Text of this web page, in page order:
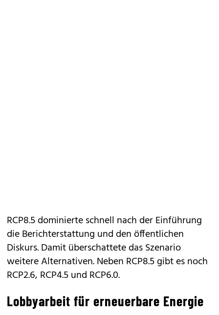
RCP8.5 dominierte schnell nach der Einführung
die Berichterstattung und den öffentlichen
Diskurs. Damit überschattete das Szenario
weitere Alternativen. Neben RCP8.5 gibt es noch
RCP2.6, RCP4.5 und RCP6.0.
Lobbyarbeit für erneuerbare Energie